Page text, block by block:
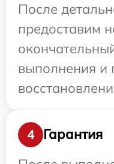
После
предоставим
выполнения и
4
Гарантия